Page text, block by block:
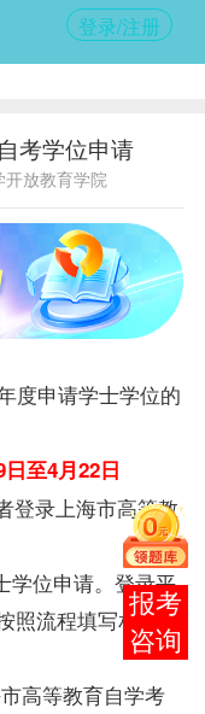
登录/注册
考学位申请
开放教育学院
度申请学士学位的
至4月22日
登录上海市高等教
学位申请。登录平
照流程填写相关信
高等教育自学考
在线
客服